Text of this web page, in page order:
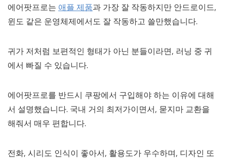
에어팟프로는 애플 제품과 가장 잘 작동하지만 안드로이드,
윈도 같은 운영체제에서도 잘 작동하고 쓸만했습니다.
귀가 저처럼 보편적인 형태가 아닌 분들이라면, 러닝 중 귀
에서 빠질 수 있습니다.
에어팟프로를 반드시 쿠팡에서 구입해야 하는 이유에 대해
서 설명했습니다. 국내 거의 최저가이면서, 묻지마 교환을
해줘서 매우 편합니다.
전화, 시리도 인식이 좋아서, 활용도가 우수하며, 디자인 또